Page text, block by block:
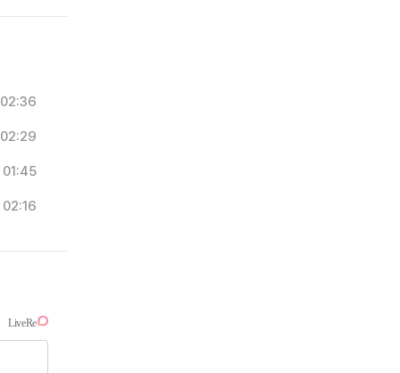
02:36
02:29
01:45
02:16